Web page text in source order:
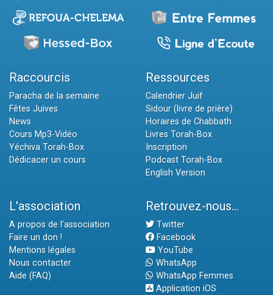
Raccourcis
Paracha de la semaine
Fêtes Juives
News
Cours Mp3-Vidéo
Yéchiva Torah-Box
Dédicacer un cours
Ressources
Calendrier Juif
Sidour (livre de prière)
Horaires de Chabbath
Livres Torah-Box
Inscription
Podcast Torah-Box
English Version
L'association
A propos de l'association
Faire un don !
Mentions légales
Nous contacter
Aide (FAQ)
Retrouvez-nous...
Twitter
Facebook
YouTube
WhatsApp
WhatsApp Femmes
Application iOS